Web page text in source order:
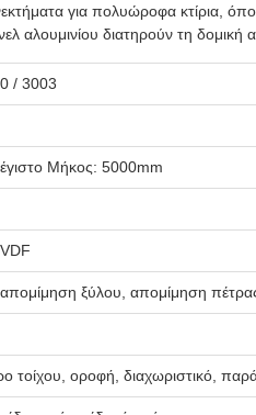
για πολυώροφα κτίρια,
διατηρούν τη δομική
/ 3003
Μήκος: 5000mm
ξύλου, απομίμηση
οροφή, διαχωριστικό,